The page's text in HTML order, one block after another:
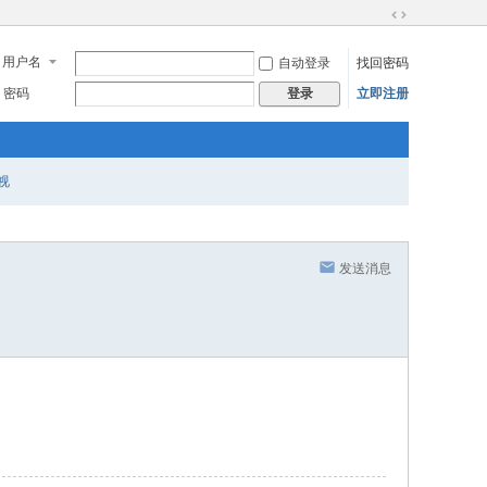
换
到
宽
用户名 自动登录
找回密码
密码
登录 立即注册
发送消息